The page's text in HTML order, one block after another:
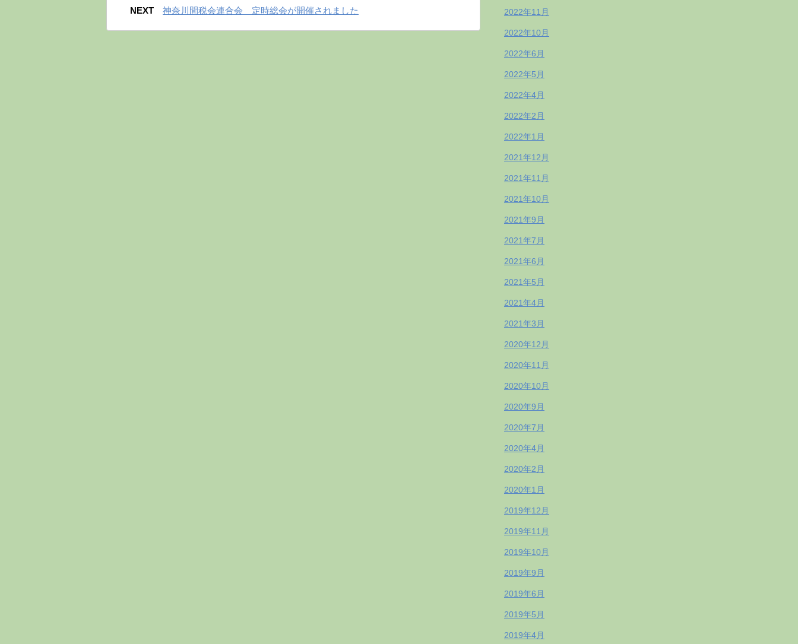
NEXT
神奈川間税会連合会 定時総会が開催されました 2022年11月
2022年10月
2022年6月
2022年5月
2022年4月
2022年2月
2022年1月
2021年12月
2021年11月
2021年10月
2021年9月
2021年7月
2021年6月
2021年5月
2021年4月
2021年3月
2020年12月
2020年11月
2020年10月
2020年9月
2020年7月
2020年4月
2020年2月
2020年1月
2019年12月
2019年11月
2019年10月
2019年9月
2019年6月
2019年5月
2019年4月